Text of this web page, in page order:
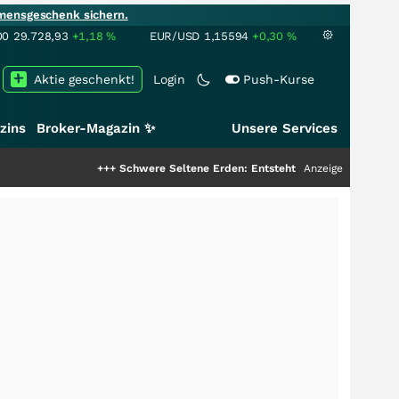
sichern.
29.728,93 +1,18% EUR/USD 1,15594 +0,30 %
Login Push-Kurse
Aktie geschenkt!
Broker-Magazin ✨ Unsere Services
Schwere Seltene Erden: Entsteht hier die nächste
Anzeige